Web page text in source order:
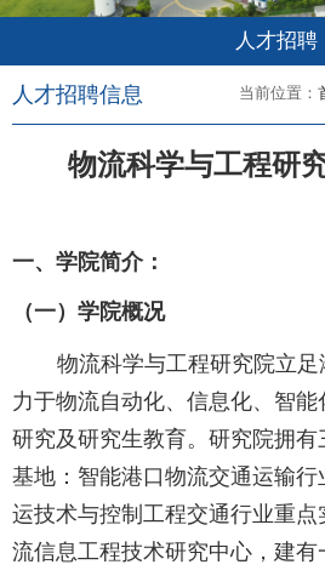
人才招聘
当前位置：
人才招聘信息
物流科学与工程研
一、学院简介：
（一）学院概况
物流科学与工程研究院立
力于物流自动化、信息化、智
研究及研究生教育。研究院拥
基地：智能港口物流交通运输
运技术与控制工程交通行业重
流信息工程技术研究中心，建有